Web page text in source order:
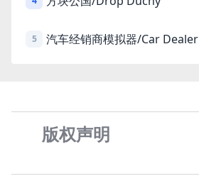
5 汽车经销商模拟器/Car
版权声明